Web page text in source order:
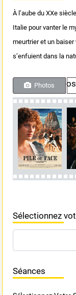
À l’aube du XXe
Italie pour vanter le
meurtrier et un baiser
s’enfuient dans la
Photos & videos
Photos
Sélectionnez
Séances